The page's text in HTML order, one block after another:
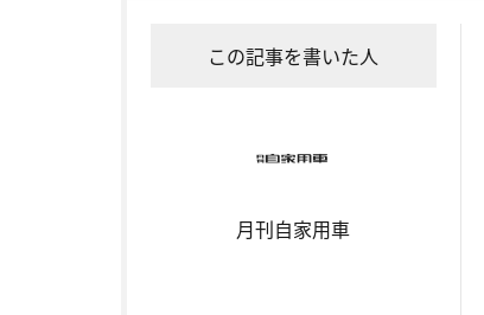
この記事を書いた人
月刊自家用車